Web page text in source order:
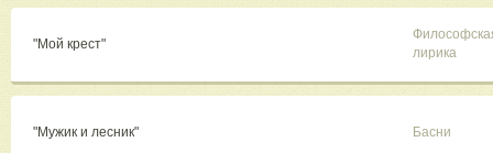
"Мой крест"
лирика
"Мужик и лесник" Басни